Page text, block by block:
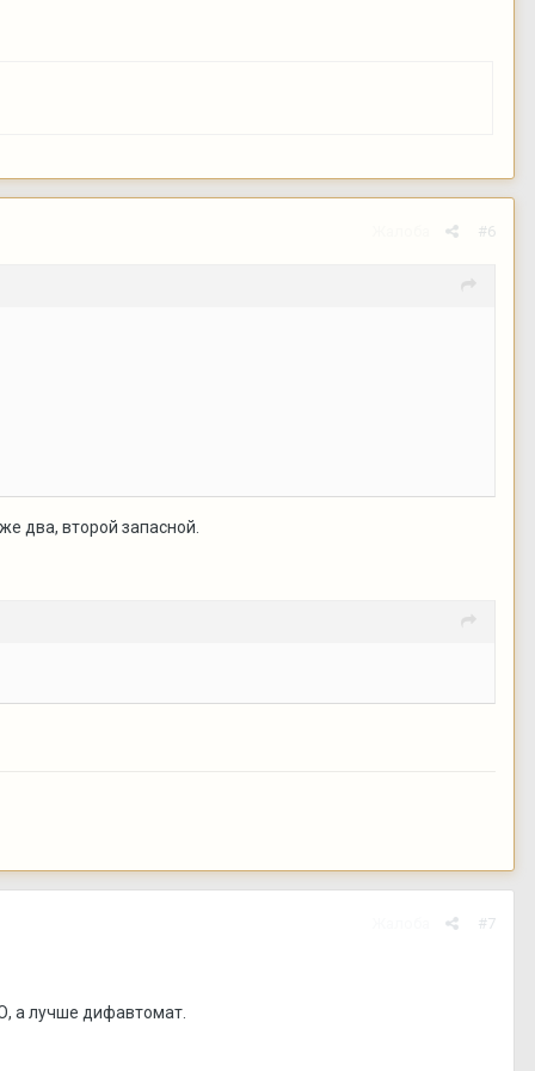
#6
два, второй запасной.
#7
а лучше дифавтомат.